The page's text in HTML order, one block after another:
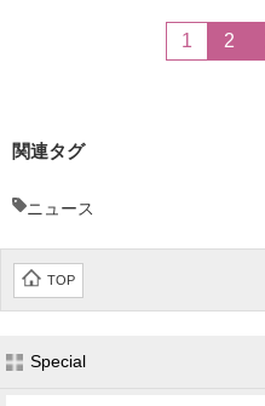
1 2
関連タグ
ニュース
TOP
Special